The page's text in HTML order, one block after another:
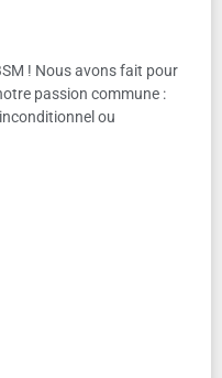
! Nous avons fait pour
passion commune :
ou